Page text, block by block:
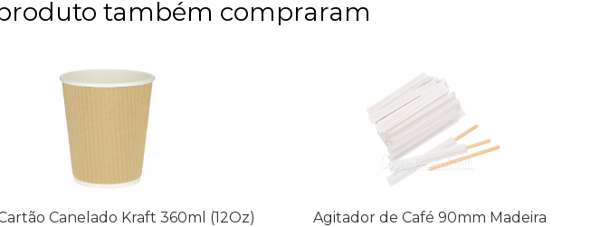
também compraram
Canelado Kraft 360ml (12Oz) Agitador de Café 90mm Madeira